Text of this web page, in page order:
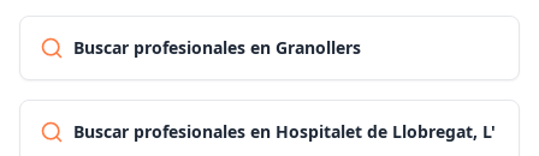
Buscar profesionales en Granollers
Buscar profesionales en Hospitalet de Llobregat, L'